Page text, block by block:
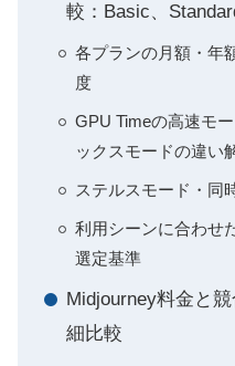
較：Basic、
各プランの月額・年
度
GPU Timeの高速モ
ックスモードの違い
ステルスモード・同
利用シーンに合わせ
選定基準
Midjourney料金と
細比較